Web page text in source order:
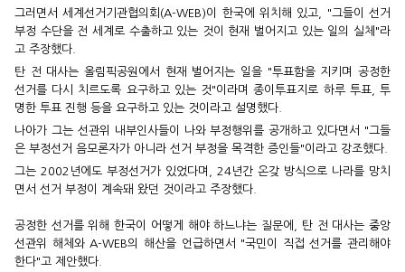
그러면서 세계선거기관협의회(A-WEB)이 한국에 위치해 있고, "그들이 선거
부정 수단을 전 세계로 수출하고 있는 것이 현재 벌어지고 있는 일의 실체"라
고 주장했다.
탄 전 대사는 올림픽공원에서 현재 벌어지는 일을 "투표함을 지키며 공정한
선거를 다시 치르도록 요구하고 있는 것"이라며 종이투표지로 하루 투표, 투
명한 투표 진행 등을 요구하고 있는 것이라고 설명했다.
나아가 그는 선관위 내부인사들이 나와 부정행위를 공개하고 있다면서 "그들
은 부정선거 음모론자가 아니라 선거 부정을 목격한 증인들"이라고 강조했다.
그는 2002년에도 부정선거가 있었다며, 24년간 온갖 방식으로 나라를 망치
면서 선거 부정이 계속돼 왔던 것이라고 주장했다.
공정한 선거를 위해 한국이 어떻게 해야 하느냐는 질문에, 탄 전 대사는 중앙
선관위 해체와 A-WEB의 해산을 언급하면서 "국민이 직접 선거를 관리해야
한다"고 제안했다.